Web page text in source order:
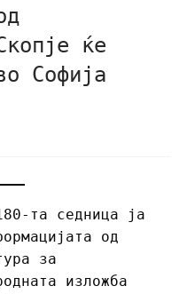
ќе
Софија
та седница ја
од
за
изложба